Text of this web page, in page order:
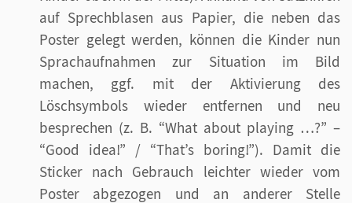
auf Sprechblasen aus Papier, die neben das
Poster gelegt werden, können die Kinder nun
Sprachaufnahmen zur Situation im Bild
machen, ggf. mit der Aktivierung des
Löschsymbols wieder entfernen und neu
besprechen (z. B. “What about playing …?” –
“Good idea!” / “That’s boring!”). Damit die
Sticker nach Gebrauch leichter wieder vom
Poster abgezogen und an anderer Stelle